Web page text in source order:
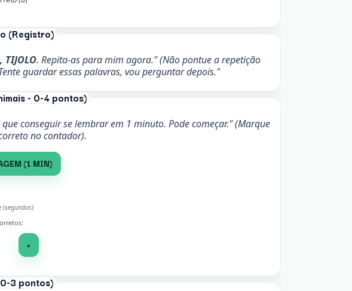
(Registro)
TIJOLO. Repita-as para mim agora." (Não pontue a repetição
guardar essas palavras, vou perguntar depois."
- 0-4 pontos)
conseguir se lembrar em 1 minuto. Pode começar." (Marque
no contador).
(1 MIN)
(segundos)
+
3 pontos)